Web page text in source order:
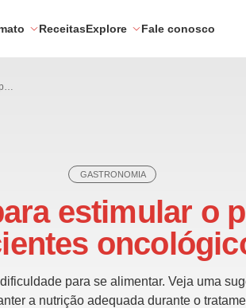
ReceitasExplore Fale conosco
Cardápio para estimular o paladar de pacientes oncológicos
GASTRONOMIA
estimular o
para se alimentar. Veja uma
a nutrição adequada durante o